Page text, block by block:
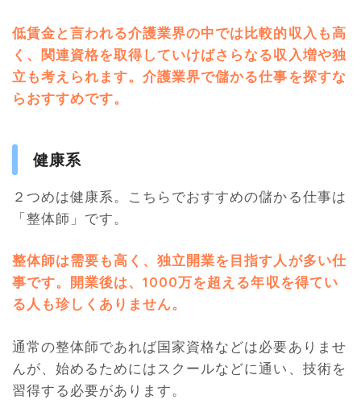
低賃金と言われる介護業界の中では比較的収入も高
く、関連資格を取得していけばさらなる収入増や独
立も考えられます。介護業界で儲かる仕事を探すな
らおすすめです。
健康系
２つめは健康系。こちらでおすすめの儲かる仕事は
「整体師」です。
整体師は需要も高く、独立開業を目指す人が多い仕
事です。開業後は、1000万を超える年収を得てい
る人も珍しくありません。
通常の整体師であれば国家資格などは必要ありませ
んが、始めるためにはスクールなどに通い、技術を
習得する必要があります。